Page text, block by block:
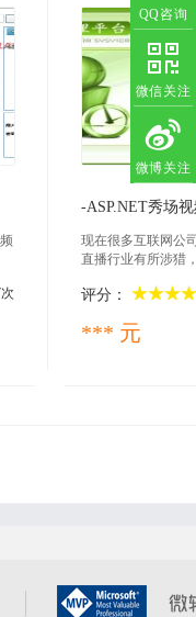
QQ咨询
微信关注
微博关注
高手指点迷津，谢
密码都是51aspx
-ASP.NET秀场
现在很多互联网公
直播行业有所涉猎
统是必不可少的
评分：
*** 元